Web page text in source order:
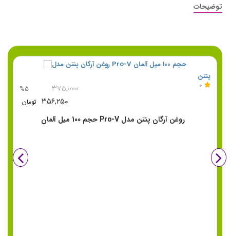
توضیحات
پنتن
0
%5 ۳۷۵,۰۰۰
۳۵۶,۲۵۰ تومان
روغن آرگان پنتن مدل Pro-V حجم 100 میل آلمان